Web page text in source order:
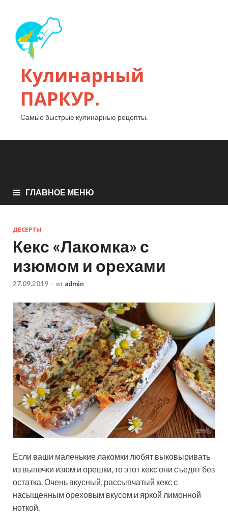
Кулинарный
ПАРКУР.
Самые быстрые кулинарные рецепты.
ГЛАВНОЕ МЕНЮ
ДЕСЕРТЫ
Кекс «Лакомка» с
изюмом и орехами
27.09.2019 - от admin
Если ваши маленькие лакомки любят выковыривать
из выпечки изюм и орешки, то этот кекс они съедят без
остатка. Очень вкусный, рассыпчатый кекс с
насыщенным ореховым вкусом и яркой лимонной
ноткой.